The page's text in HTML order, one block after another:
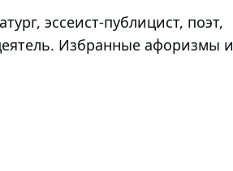
эссеист-публицист, поэт,
Избранные афоризмы и